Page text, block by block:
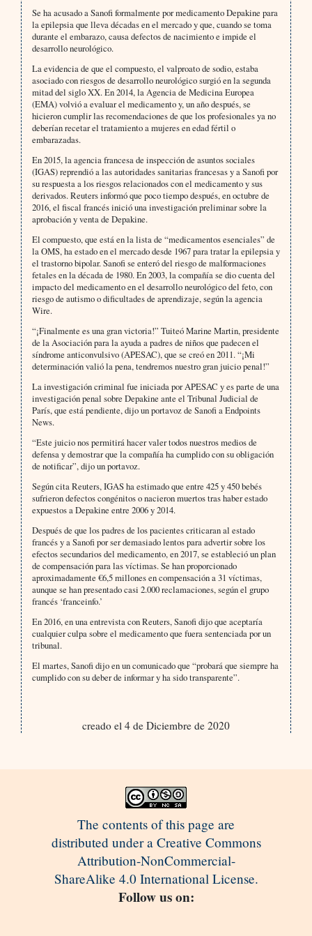
Se ha acusado a Sanofi formalmente por medicamento Depakine para
la epilepsia que lleva décadas en el mercado y que, cuando se toma
durante el embarazo, causa defectos de nacimiento e impide el
desarrollo neurológico.
La evidencia de que el compuesto, el valproato de sodio, estaba
asociado con riesgos de desarrollo neurológico surgió en la segunda
mitad del siglo XX. En 2014, la Agencia de Medicina Europea
(EMA) volvió a evaluar el medicamento y, un año después, se
hicieron cumplir las recomendaciones de que los profesionales ya no
deberían recetar el tratamiento a mujeres en edad fértil o
embarazadas.
En 2015, la agencia francesa de inspección de asuntos sociales
(IGAS) reprendió a las autoridades sanitarias francesas y a Sanofi por
su respuesta a los riesgos relacionados con el medicamento y sus
derivados. Reuters informó que poco tiempo después, en octubre de
2016, el fiscal francés inició una investigación preliminar sobre la
aprobación y venta de Depakine.
El compuesto, que está en la lista de “medicamentos esenciales” de
la OMS, ha estado en el mercado desde 1967 para tratar la epilepsia y
el trastorno bipolar. Sanofi se enteró del riesgo de malformaciones
fetales en la década de 1980. En 2003, la compañía se dio cuenta del
impacto del medicamento en el desarrollo neurológico del feto, con
riesgo de autismo o dificultades de aprendizaje, según la agencia
Wire.
“¡Finalmente es una gran victoria!” Tuiteó Marine Martin, presidente
de la Asociación para la ayuda a padres de niños que padecen el
síndrome anticonvulsivo (APESAC), que se creó en 2011. “¡Mi
determinación valió la pena, tendremos nuestro gran juicio penal!”
La investigación criminal fue iniciada por APESAC y es parte de una
investigación penal sobre Depakine ante el Tribunal Judicial de
París, que está pendiente, dijo un portavoz de Sanofi a Endpoints
News.
“Este juicio nos permitirá hacer valer todos nuestros medios de
defensa y demostrar que la compañía ha cumplido con su obligación
de notificar”, dijo un portavoz.
Según cita Reuters, IGAS ha estimado que entre 425 y 450 bebés
sufrieron defectos congénitos o nacieron muertos tras haber estado
expuestos a Depakine entre 2006 y 2014.
Después de que los padres de los pacientes criticaran al estado
francés y a Sanofi por ser demasiado lentos para advertir sobre los
efectos secundarios del medicamento, en 2017, se estableció un plan
de compensación para las víctimas. Se han proporcionado
aproximadamente €6,5 millones en compensación a 31 víctimas,
aunque se han presentado casi 2.000 reclamaciones, según el grupo
francés ‘franceinfo.’
En 2016, en una entrevista con Reuters, Sanofi dijo que aceptaría
cualquier culpa sobre el medicamento que fuera sentenciada por un
tribunal.
El martes, Sanofi dijo en un comunicado que “probará que siempre ha
cumplido con su deber de informar y ha sido transparente”.
creado el 4 de Diciembre de 2020
The contents of this page are
distributed under a Creative Commons
Attribution-NonCommercial-
ShareAlike 4.0 International License.
Follow us on: